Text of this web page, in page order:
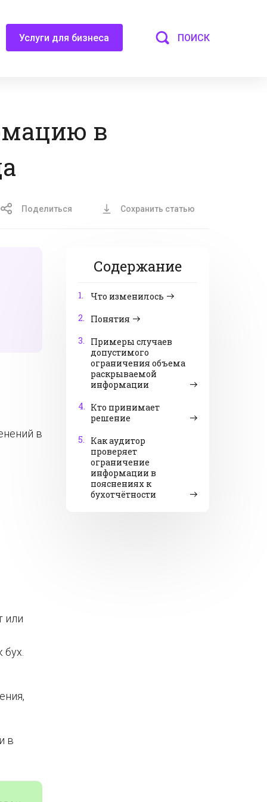
Услуги для бизнеса ПОИСК
в
Поделиться Сохранить статью
Содержание
1.
Что изменилось
2.
Понятия
3.
Примеры случаев
допустимого
ограничения объема
раскрываемой
информации
4. Кто принимает
решение
5.
Как аудитор
проверяет
ограничение
информации в
пояснениях к
бухотчётности
в
или
в